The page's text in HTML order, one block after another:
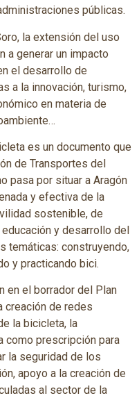
públicas.
la extensión del uso
a generar un impacto
el desarrollo de
a la innovación, turismo,
en materia de
es un documento que
de Transportes del
pasa por situar a Aragón
y efectiva de la
sostenible, de
y desarrollo del
temáticas: construyendo,
y practicando bici.
en el borrador del Plan
creación de redes
la bicicleta, la
como prescripción para
la seguridad de los
apoyo a la creación de
al sector de la